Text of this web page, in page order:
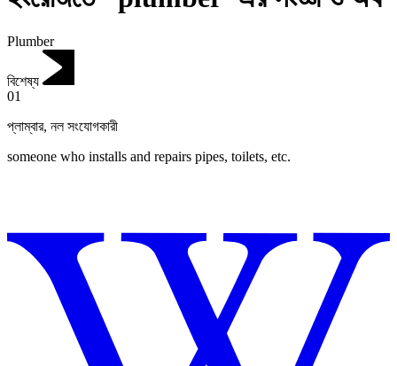
Plumber
বিশেষ্য
01
প্লাম্বার, নল সংযোগকারী
someone who installs and repairs pipes, toilets, etc.